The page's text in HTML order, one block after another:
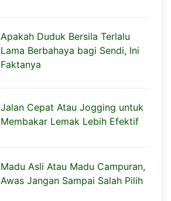
Apakah Duduk Bersila Terlalu
Lama Berbahaya bagi Sendi, Ini
Faktanya
Jalan Cepat Atau Jogging untuk
Membakar Lemak Lebih Efektif
Madu Asli Atau Madu Campuran,
Awas Jangan Sampai Salah Pilih